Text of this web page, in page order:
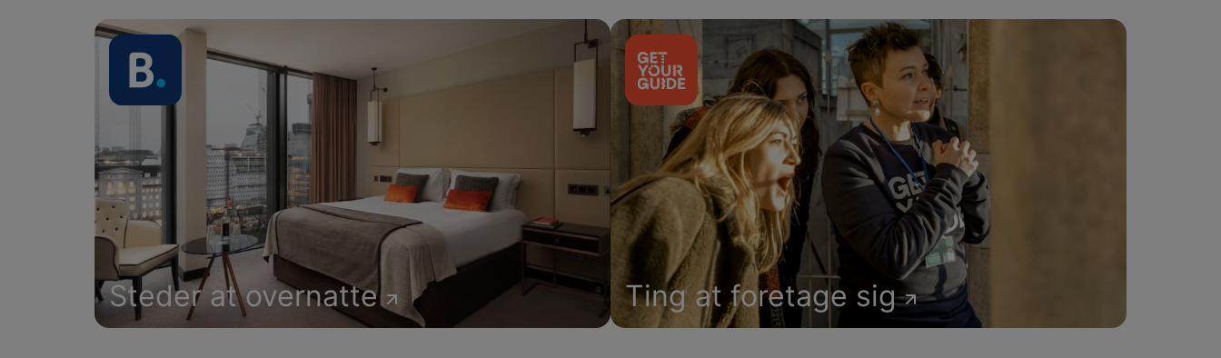
Steder at overnatte Ting at foretage sig